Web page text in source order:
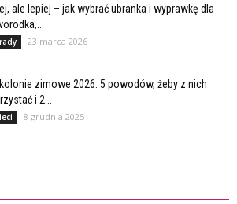
ale lepiej – jak wybrać ubranka i wyprawkę dla
23 marca 2026
zimowe 2026: 5 powodów, żeby z nich
i 2...
8 grudnia 2025